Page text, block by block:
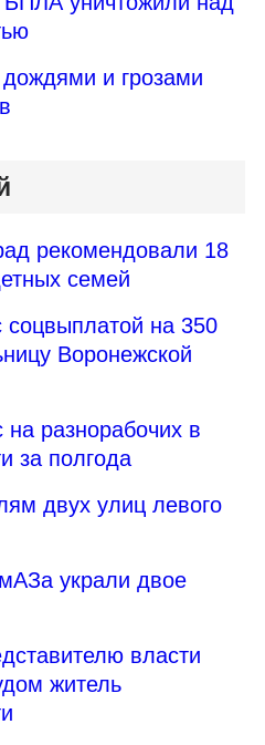
и грозами
рекомендовали 18
семей
на 350
Воронежской
разнорабочих в
за полгода
двух улиц левого
украли двое
власти
житель